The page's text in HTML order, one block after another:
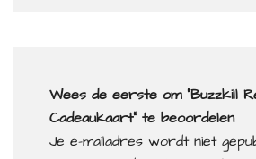
Wees de eerste om “Buzzkill
Cadeaukaart” te beoordelen
Je e-mailadres wordt niet